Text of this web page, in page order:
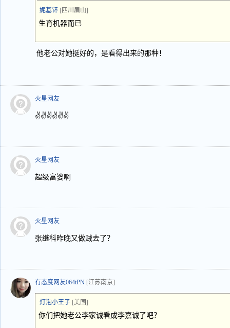
妮基钚 [四川眉山]
生育机器而已
他老公对她挺好的，是看得出来的那种！
火星网友
✌✌✌✌✌✌
火星网友
超级富婆啊
火星网友
张继科昨晚又做贼去了？
有态度网友064tPN [江苏南京]
灯泡小王子 [美国]
你们把她老公李家诚看成李嘉诚了吧？